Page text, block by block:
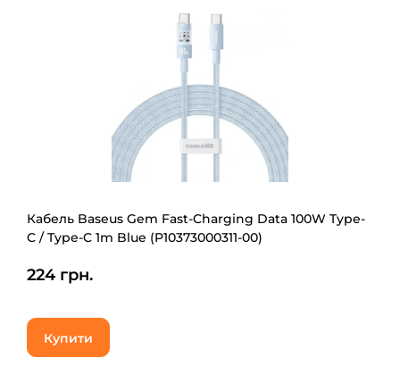
Кабель Baseus Gem Fast-Charging Data 100W Type-
C / Type-C 1m Blue (P10373000311-00)
224 грн.
Купити